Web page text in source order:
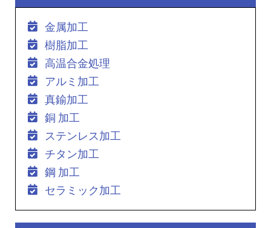
金属加工
樹脂加工
高温合金処理
アルミ加工
真鍮加工
銅 加工
ステンレス加工
チタン加工
鋼 加工
セラミック加工